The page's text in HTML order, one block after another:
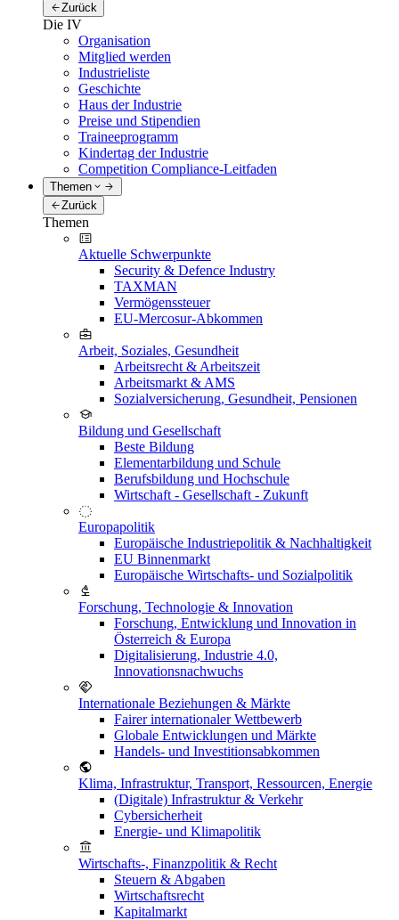
Zurück
Die IV
Organisation
Mitglied werden
Industrieliste
Geschichte
Haus der Industrie
Preise und Stipendien
Traineeprogramm
Kindertag der Industrie
Competition Compliance-Leitfaden
Themen
Zurück
Themen
Aktuelle Schwerpunkte
Security & Defence Industry
TAXMAN
Vermögenssteuer
EU-Mercosur-Abkommen
Arbeit, Soziales, Gesundheit
Arbeitsrecht & Arbeitszeit
Arbeitsmarkt & AMS
Sozialversicherung, Gesundheit, Pensionen
Bildung und Gesellschaft
Beste Bildung
Elementarbildung und Schule
Berufsbildung und Hochschule
Wirtschaft - Gesellschaft - Zukunft
Europapolitik
Europäische Industriepolitik & Nachhaltigkeit
EU Binnenmarkt
Europäische Wirtschafts- und Sozialpolitik
Forschung, Technologie & Innovation
Forschung, Entwicklung und Innovation in
Österreich & Europa
Digitalisierung, Industrie 4.0,
Innovationsnachwuchs
Internationale Beziehungen & Märkte
Fairer internationaler Wettbewerb
Globale Entwicklungen und Märkte
Handels- und Investitionsabkommen
Klima, Infrastruktur, Transport, Ressourcen, Energie
(Digitale) Infrastruktur & Verkehr
Cybersicherheit
Energie- und Klimapolitik
Wirtschafts-, Finanzpolitik & Recht
Steuern & Abgaben
Wirtschaftsrecht
Kapitalmarkt